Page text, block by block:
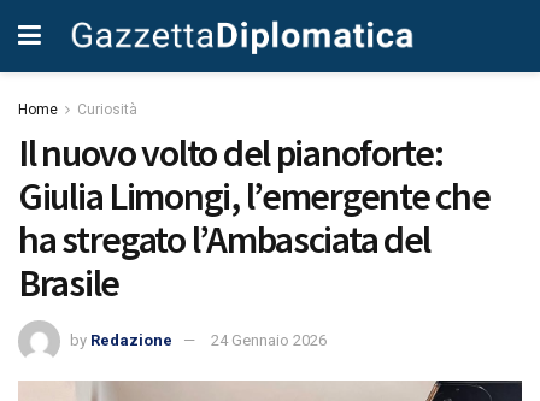
Home Curiosità
Il nuovo volto del pianoforte:
Giulia Limongi, l’emergente che
ha stregato l’Ambasciata del
Brasile
by Redazione 24 Gennaio 2026